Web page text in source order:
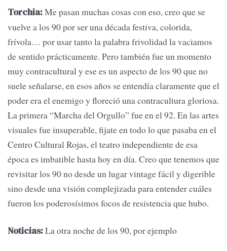
Torchia:Me pasan muchas cosas con eso, creo que se
vuelve a los 90 por ser una década festiva, colorida,
frívola… por usar tanto la palabra frivolidad la vaciamos
de sentido prácticamente. Pero también fue un momento
muy contracultural y ese es un aspecto de los 90 que no
suele señalarse, en esos años se entendía claramente que el
poder era el enemigo y floreció una contracultura gloriosa.
La primera “Marcha del Orgullo” fue en el 92. En las artes
visuales fue insuperable, fijate en todo lo que pasaba en el
Centro Cultural Rojas, el teatro independiente de esa
época es imbatible hasta hoy en día. Creo que tenemos que
revisitar los 90 no desde un lugar vintage fácil y digerible
sino desde una visión complejizada para entender cuáles
fueron los poderosísimos focos de resistencia que hubo.
Noticias:La otra noche de los 90, por ejemplo